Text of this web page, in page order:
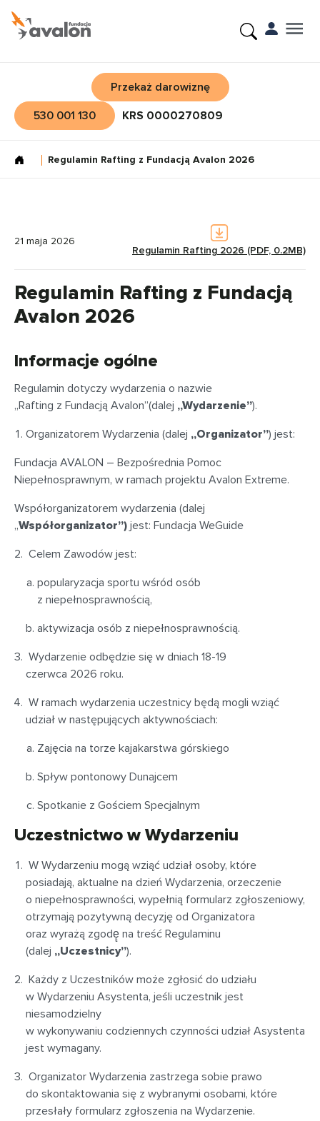
Przekaż darowiznę
530 001 130
KRS 0000270809
Regulamin Rafting z Fundacją Avalon 2026
21 maja 2026
Regulamin Rafting 2026 (PDF, 0.2MB)
Regulamin Rafting z Fundacją
Avalon 2026
Informacje ogólne
Regulamin dotyczy wydarzenia o nazwie
„Rafting z Fundacją Avalon”(dalej „Wydarzenie”).
Organizatorem Wydarzenia (dalej „Organizator”) jest:
Fundacja AVALON – Bezpośrednia Pomoc
Niepełnosprawnym, w ramach projektu Avalon Extreme.
Współorganizatorem wydarzenia (dalej
„Współorganizator”) jest: Fundacja WeGuide
Celem Zawodów jest:
popularyzacja sportu wśród osób
z niepełnosprawnością,
aktywizacja osób z niepełnosprawnością.
Wydarzenie odbędzie się w dniach 18-19
czerwca 2026 roku.
W ramach wydarzenia uczestnicy będą mogli wziąć
udział w następujących aktywnościach:
Zajęcia na torze kajakarstwa górskiego
Spływ pontonowy Dunajcem
Spotkanie z Gościem Specjalnym
Uczestnictwo w Wydarzeniu
W Wydarzeniu mogą wziąć udział osoby, które
posiadają, aktualne na dzień Wydarzenia, orzeczenie
o niepełnosprawności, wypełnią formularz zgłoszeniowy,
otrzymają pozytywną decyzję od Organizatora
oraz wyrażą zgodę̨ na treść Regulaminu
(dalej „Uczestnicy”).
Każdy z Uczestników może zgłosić do udziału
w Wydarzeniu Asystenta, jeśli uczestnik jest
niesamodzielny
w wykonywaniu codziennych czynności udział Asystenta
jest wymagany.
Organizator Wydarzenia zastrzega sobie prawo
do skontaktowania się z wybranymi osobami, które
przesłały formularz zgłoszenia na Wydarzenie.